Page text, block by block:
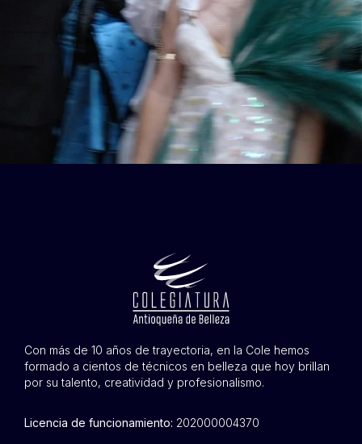
Con más de 10 años de trayectoria, en la Cole hemos
formado a cientos de técnicos en belleza que hoy brillan
por su talento, creatividad y profesionalismo.
Licencia de funcionamiento: 202000004370